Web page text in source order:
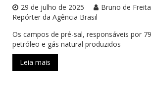
29 de julho de 2025
Bruno de
Repórter da Agência Brasil
Os campos de pré-sal, responsáveis por
petróleo e gás natural produzidos
Leia mais